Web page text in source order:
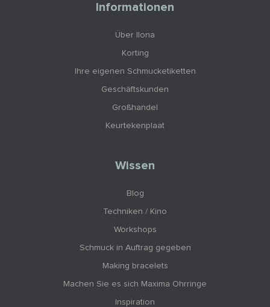
Informationen
Über Ilona
Korting
Ihre eigenen Schmucketiketten
Geschäftskunden
Großhandel
Keurtekenplaat
Wissen
Blog
Techniken / Kino
Workshops
Schmuck in Auftrag gegeben
Making bracelets
Machen Sie es sich Maxima Ohrringe
Inspiration